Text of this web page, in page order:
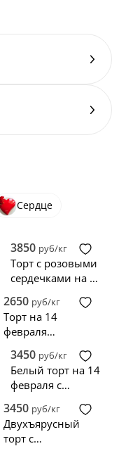
Сердце
3850 руб/кг
Торт с розовыми
сердечками на 14
2650 руб/кг
Торт на 14
февраля
3450 руб/кг
Белый торт на 14
февраля с
3450 руб/кг
Двухъярусный
торт с